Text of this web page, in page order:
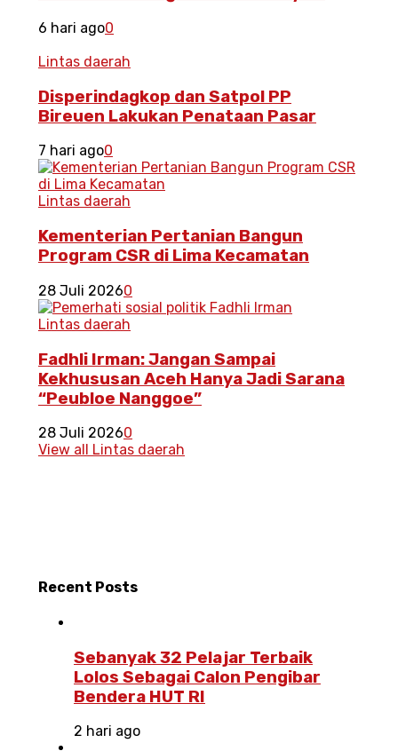
6 hari ago0
Lintas daerah
Disperindagkop dan Satpol PP
Bireuen Lakukan Penataan Pasar
7 hari ago0
Lintas daerah
Kementerian Pertanian Bangun
Program CSR di Lima Kecamatan
28 Juli 20260
Lintas daerah
Fadhli Irman: Jangan Sampai
Kekhususan Aceh Hanya Jadi Sarana
“Peubloe Nanggoe”
28 Juli 20260
View all Lintas daerah
Recent Posts
Sebanyak 32 Pelajar Terbaik
Lolos Sebagai Calon Pengibar
Bendera HUT RI
2 hari ago